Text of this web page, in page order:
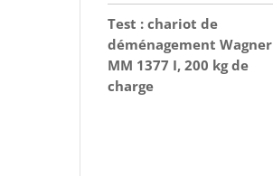
Test : chariot de
déménagement Wagner
MM 1377 I, 200 kg de
charge